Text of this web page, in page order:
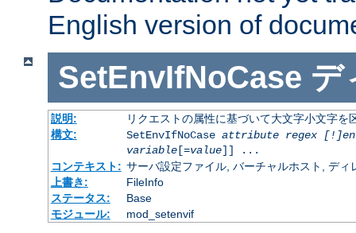
English version of
SetEnvIfNoCase デ
説明:
リクエストの属性に基づいて大文字小文字を
構文:
SetEnvIfNoCase attribute regex
variable[=value]] ...
コンテキスト: サーバ設定ファイル, バーチャルホスト, ディ
上書き:
FileInfo
ステータス:
Base
モジュール:
mod_setenvif